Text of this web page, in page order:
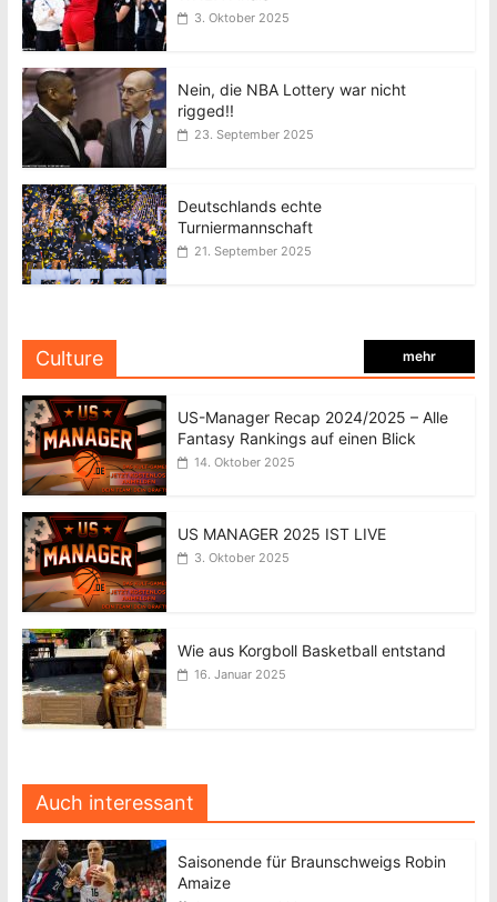
3. Oktober 2025
Nein, die NBA Lottery war nicht
rigged!!
23. September 2025
Deutschlands echte
Turniermannschaft
21. September 2025
Culture mehr
US-Manager Recap 2024/2025 – Alle
Fantasy Rankings auf einen Blick
14. Oktober 2025
US MANAGER 2025 IST LIVE
3. Oktober 2025
Wie aus Korgboll Basketball entstand
16. Januar 2025
Auch interessant
Saisonende für Braunschweigs Robin
Amaize